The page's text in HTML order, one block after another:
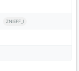
ZNIEFF_I